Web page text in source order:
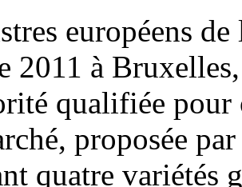
européens
2011 à
qualifiée pour
proposée
quatre variétés